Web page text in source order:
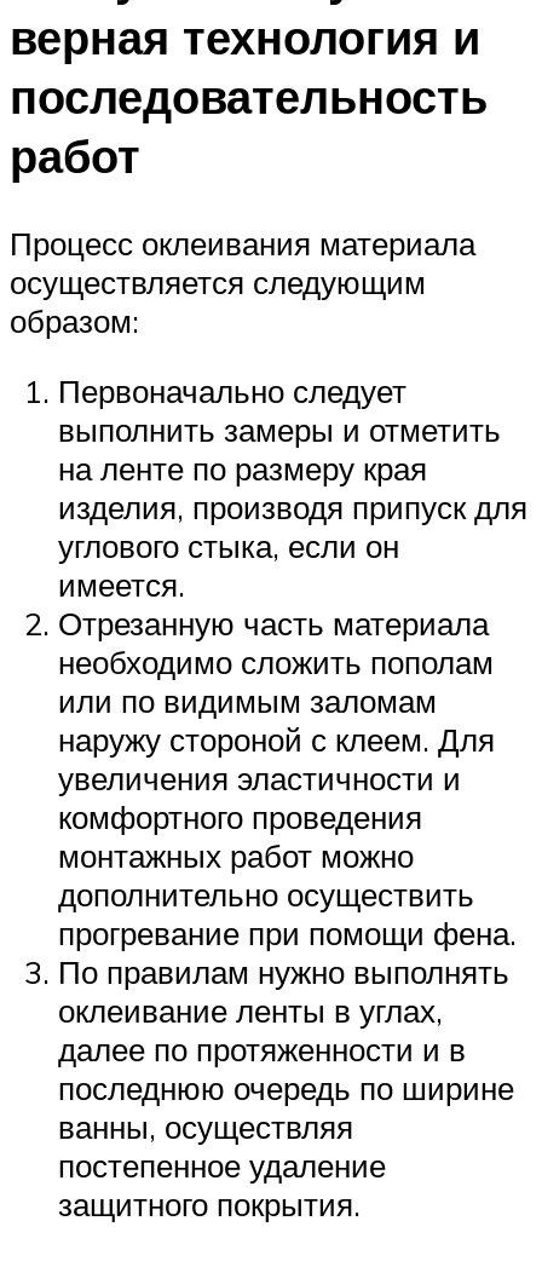
верная технология и
последовательность
работ
Процесс оклеивания материала
осуществляется следующим
образом:
Первоначально следует
выполнить замеры и отметить
на ленте по размеру края
изделия, производя припуск для
углового стыка, если он
имеется.
Отрезанную часть материала
необходимо сложить пополам
или по видимым заломам
наружу стороной с клеем. Для
увеличения эластичности и
комфортного проведения
монтажных работ можно
дополнительно осуществить
прогревание при помощи фена.
По правилам нужно выполнять
оклеивание ленты в углах,
далее по протяженности и в
последнюю очередь по ширине
ванны, осуществляя
постепенное удаление
защитного покрытия.